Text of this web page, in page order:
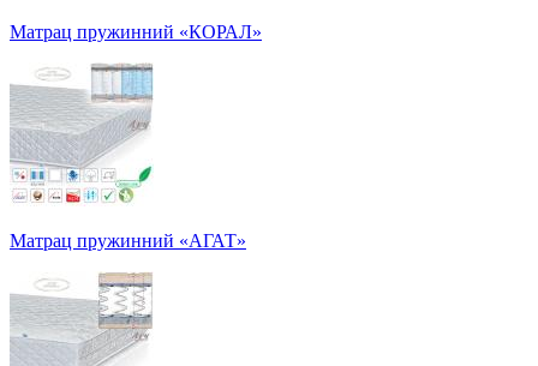
Матрац пружинний «КОРАЛ»
Матрац пружинний «АГАТ»